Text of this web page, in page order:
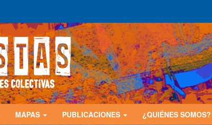
MAPAS PUBLICACIONES ¿QUIÉNES SOMOS?